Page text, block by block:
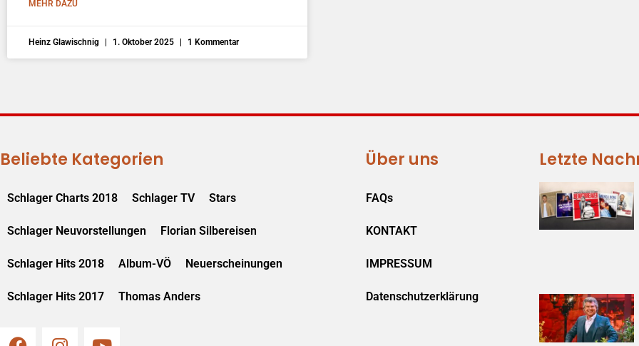
MEHR DAZU
Heinz Glawischnig 1. Oktober 2025 1 Kommentar
Beliebte Kategorien
Schlager Charts 2018 Schlager TV Stars
Schlager Neuvorstellungen Florian Silbereisen
Schlager Hits 2018 Album-VÖ Neuerscheinungen
Schlager Hits 2017 Thomas Anders
Über uns
FAQs
KONTAKT
IMPRESSUM
Datenschutzerklärung
Letzte